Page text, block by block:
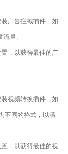
广告拦截插件，如
量。
，以获得最佳的广
视频转换插件，如
不同的格式，以满
，以获得最佳的视